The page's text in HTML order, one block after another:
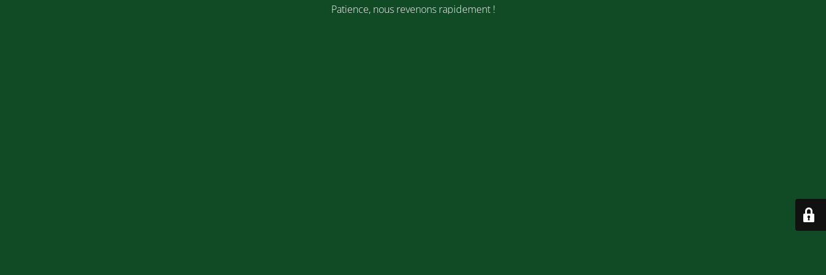
Patience, nous revenons rapidement !